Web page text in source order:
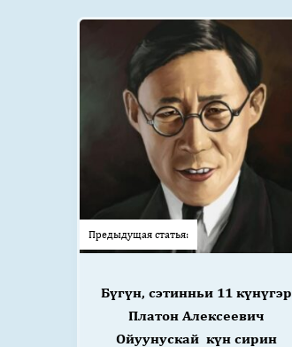
Предыдущая статья:
Бүгүн, сэтинньи 11 күнүгэр
Платон Алексеевич
Ойуунускай күн сирин